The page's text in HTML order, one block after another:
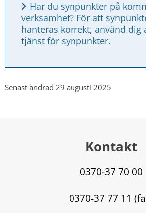
Har du synpunkter på
verksamhet? För att
hanteras korrekt, använd dig
tjänst för synpunkter.
Senast ändrad 29 augusti 2025
Kontakt
0370-37 70 00
0370-37 77 11